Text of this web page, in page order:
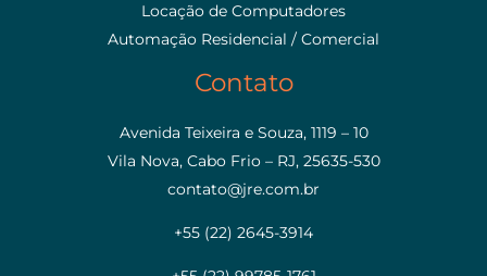
Locação de Computadores
Automação Residencial / Comercial
Contato
Avenida Teixeira e Souza, 1119 – 10
Vila Nova, Cabo Frio – RJ, 25635-530
contato@jre.com.br
+55 (22) 2645-3914